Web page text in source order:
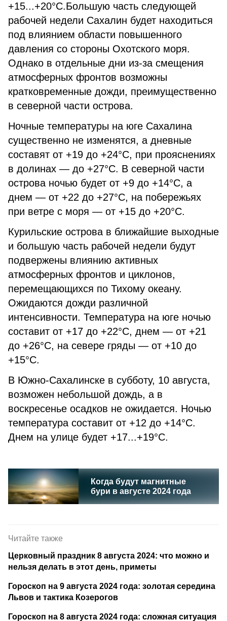
+15...+20°C.Большую часть следующей
рабочей недели Сахалин будет находиться
под влиянием области повышенного
давления со стороны Охотского моря.
Однако в отдельные дни из-за смещения
атмосферных фронтов возможны
кратковременные дожди, преимущественно
в северной части острова.
Ночные температуры на юге Сахалина
существенно не изменятся, а дневные
составят от +19 до +24°C, при прояснениях
в долинах — до +27°C. В северной части
острова ночью будет от +9 до +14°C, а
днем — от +22 до +27°C, на побережьях
при ветре с моря — от +15 до +20°C.
Курильские острова в ближайшие выходные
и большую часть рабочей недели будут
подвержены влиянию активных
атмосферных фронтов и циклонов,
перемещающихся по Тихому океану.
Ожидаются дожди различной
интенсивности. Температура на юге ночью
составит от +17 до +22°C, днем — от +21
до +26°C, на севере гряды — от +10 до
+15°C.
В Южно-Сахалинске в субботу, 10 августа,
возможен небольшой дождь, а в
воскресенье осадков не ожидается. Ночью
температура составит от +12 до +14°C.
Днем на улице будет +17...+19°C.
Когда будут магнитные
бури в августе 2024 года
Читайте также
Церковный праздник 8 августа 2024: что можно и
нельзя делать в этот день, приметы
Гороскоп на 9 августа 2024 года: золотая середина
Львов и тактика Козерогов
Гороскоп на 8 августа 2024 года: сложная ситуация